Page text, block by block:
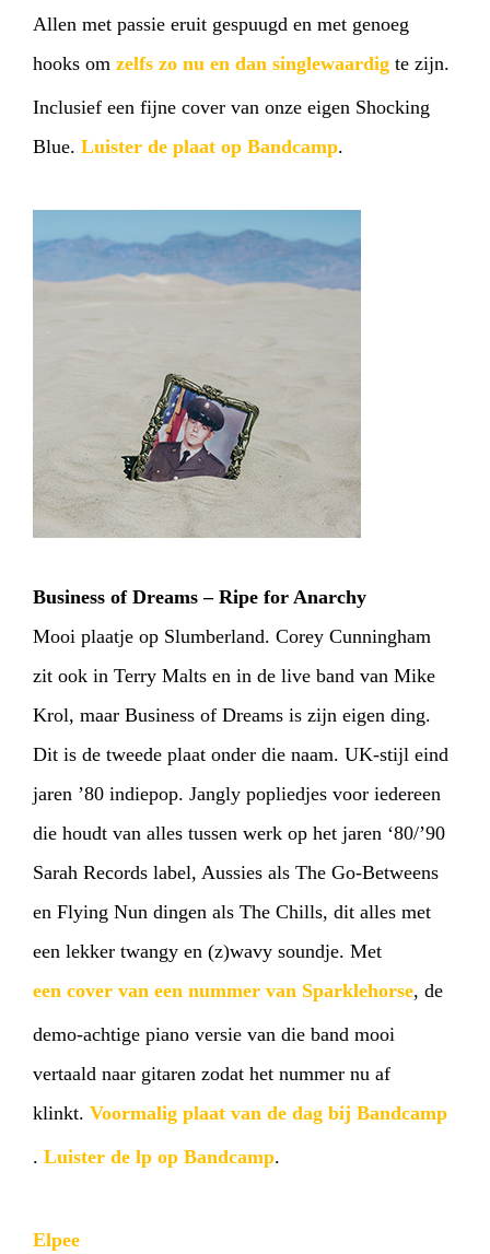
Allen met passie eruit gespuugd en met genoeg
hooks om zelfs zo nu en dan singlewaardig te zijn.
Inclusief een fijne cover van onze eigen Shocking
Blue. Luister de plaat op Bandcamp.
Business of Dreams – Ripe for Anarchy
Mooi plaatje op Slumberland. Corey Cunningham
zit ook in Terry Malts en in de live band van Mike
Krol, maar Business of Dreams is zijn eigen ding.
Dit is de tweede plaat onder die naam. UK-stijl eind
jaren ’80 indiepop. Jangly popliedjes voor iedereen
die houdt van alles tussen werk op het jaren ‘80/’90
Sarah Records label, Aussies als The Go-Betweens
en Flying Nun dingen als The Chills, dit alles met
een lekker twangy en (z)wavy soundje. Met
een cover van een nummer van Sparklehorse, de
demo-achtige piano versie van die band mooi
vertaald naar gitaren zodat het nummer nu af
klinkt. Voormalig plaat van de dag bij Bandcamp
. Luister de lp op Bandcamp.
Elpee